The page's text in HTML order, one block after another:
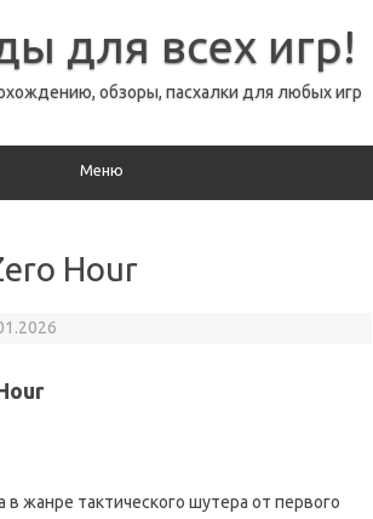
для всех игр!
обзоры, пасхалки для любых игр
Меню
Hour
жанре тактического шутера от первого